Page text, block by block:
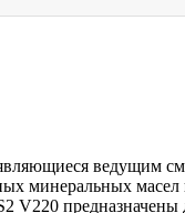
ведущим
масел
V220